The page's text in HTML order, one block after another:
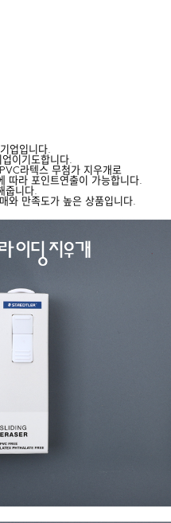
업입니다.
이기도합니다.
라텍스 무첨가 지우개로
따라 포인트연출이 가능합니다.
줍니다.
와 만족도가 높은 상품입니다.